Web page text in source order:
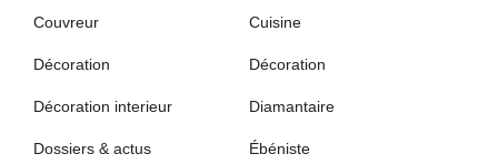
Couvreur Cuisine
Décoration Décoration
Décoration interieur Diamantaire
Dossiers & actus Ébéniste